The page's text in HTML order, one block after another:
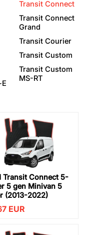
Transit Connect
Transit Connect
Grand
Transit Courier
Transit Custom
Transit Custom
MS-RT
Transit Connect 5-
5 gen Minivan 5
(2013-2022)
EUR